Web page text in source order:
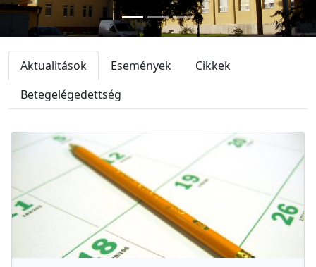
Bejegyzések
Aktualitások Események
Cikkek
Betegelégedettség